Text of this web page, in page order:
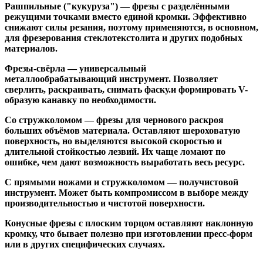
Рашпильные ("кукуруза")— фрезы с разделёнными
режущими точками вместо единой кромки. Эффективно
снижают силы резания, поэтому применяются, в основном,
для фрезерования стеклотекстолита и других подобных
материалов.
Фрезы-свёрла — универсальный
металлообрабатывающий инструмент. Позволяет
сверлить, раскраивать, снимать фаску.и формировать V-
образую канавку по необходимости.
Со стружколомом— фрезы для чернового раскроя
больших объёмов материала. Оставляют шероховатую
поверхность, но выделяются высокой скоростью и
длительной стойкостью лезвий. Их чаще ломают по
ошибке, чем дают возможность выработать весь ресурс.
С прямыми ножами и стружколомом— получистовой
инструмент. Может быть компромиссом в выборе между
производительностью и чистотой поверхности.
Конусные фрезы с плоским торцом оставляют наклонную
кромку, что бывает полезно при изготовлении пресс-форм
или в других специфических случаях.